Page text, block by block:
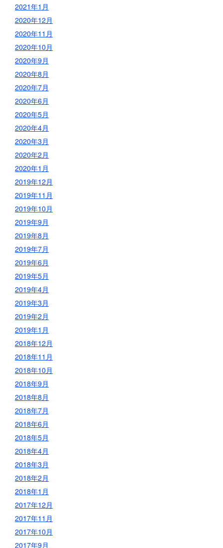
2021年1月
2020年12月
2020年11月
2020年10月
2020年9月
2020年8月
2020年7月
2020年6月
2020年5月
2020年4月
2020年3月
2020年2月
2020年1月
2019年12月
2019年11月
2019年10月
2019年9月
2019年8月
2019年7月
2019年6月
2019年5月
2019年4月
2019年3月
2019年2月
2019年1月
2018年12月
2018年11月
2018年10月
2018年9月
2018年8月
2018年7月
2018年6月
2018年5月
2018年4月
2018年3月
2018年2月
2018年1月
2017年12月
2017年11月
2017年10月
2017年9月